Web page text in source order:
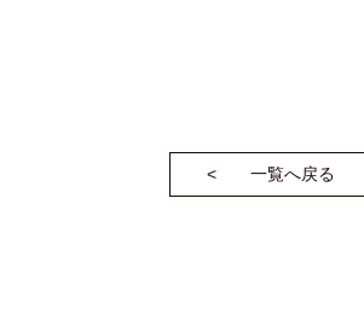
一覧へ戻る